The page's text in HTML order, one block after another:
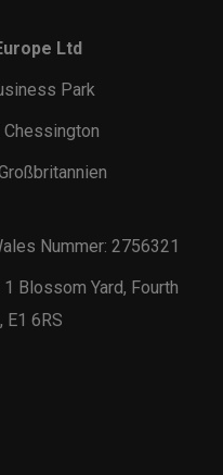
Ltd
Park
Chessington
Nummer: 2756321
Blossom Yard, Fourth
E1 6RS